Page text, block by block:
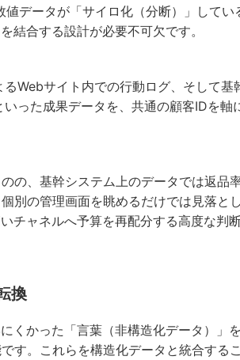
値データが「サイロ化（分断）」してい
結合する設計が必要不可欠です。
Webサイト内での行動ログ、そして基
った成果データを、共通の顧客IDを軸
の、基幹システム上のデータでは返品
別の管理画面を眺めるだけでは見落と
チャネルへ予算を再配分する高度な判
換
くかった「言葉（非構造化データ）」
す。これらを構造化データと統合する